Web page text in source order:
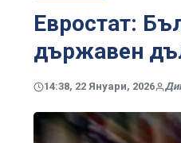
Евростат:
държавен
14:38, 22 Януари, 2026